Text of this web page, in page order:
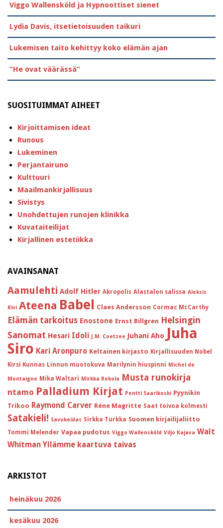
Viggo Wallensköld ja Hypnoottiset sienet
Lydia Davis, itsetietoisuuden taikuri
Lukemisen taito kehittyy koko elämän ajan
”He ovat väärässä”
SUOSITUIMMAT AIHEET
Kirjoittamisen ideat
Runous
Lukeminen
Perjantairuno
Kulttuuri
Maailmankirjallisuus
Sivistys
Unohdettujen runojen klinikka
Kuvataiteilijat
Kirjallinen estetiikka
AVAINSANAT
Aamulehti Adolf Hitler Akropolis Alastalon salissa Aleksis
Kivi Ateena Babel Claes Andersson Cormac McCarthy
Elämän tarkoitus Enostone Ernst Billgren Helsingin
Sanomat Hesari Idoli J.M. Coetzee Juhani Aho Juha
Siro Kari Aronpuro Keltainen kirjasto Kirjallisuuden Nobel
Kirsi Kunnas Linnun muotokuva Marilynin hiuspinni Michel de
Montaigne Mika Waltari Mirkka Rekola Musta runokirja
ntamo Palladium Kirjat Pentti Saarikoski Pyynikin
Trikoo Raymond Carver Réne Magritte Saat toivoa kolmesti
Satakieli! Savukeidas Sirkka Turkka Suomen kirjailijaliitto
Tommi Melender Vapaa pudotus Viggo Wallensköld Viljo Kajava Walt
Whitman Yllämme kaartuva taivas
ARKISTOT
heinäkuu 2026
kesäkuu 2026